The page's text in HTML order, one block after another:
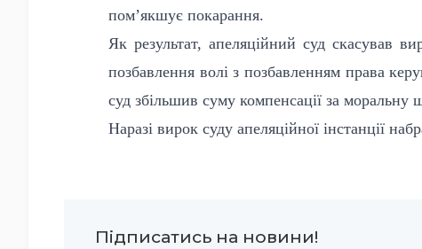
пом’якшує покарання.
Як результат, апеляційний суд скасував
позбавлення волі з позбавленням права
суд збільшив суму компенсації за моральну
Наразі вирок суду апеляційної інстанції
Підписатись на новини!